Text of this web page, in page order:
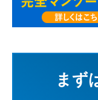
まず